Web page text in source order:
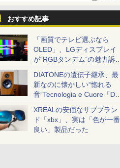
おすすめ記事
「画質でテレビ選ぶなら
OLED」、LGディスプレイ
が“RGBタンデム”の魅力訴
求。液晶とのガチ比較も
DIATONEの遺伝子継承、最
新なのに懐かしい“惚れる
音”Tecnologia e Cuore「DS-
TC52B」を聴く
XREALの安価なサブブラン
ド「xbx」、実は「色が一番
良い」製品だった